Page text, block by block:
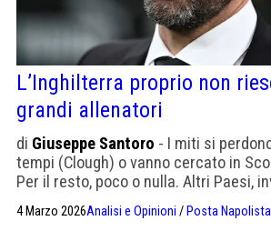
L’Inghilterra proprio non
grandi allenatori
di Giuseppe Santoro - I miti si
tempi (Clough) o vanno cercato in
Per il resto, poco o nulla. Altri Paesi,
4 Marzo 2026Analisi e Opinioni / Posta Napolista